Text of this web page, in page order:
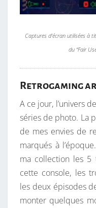
Captures d’écran utilisées à
du “Fair
Retrogaming
A ce jour, l’univers
séries de photo. La
de mes envies de
marqués à
ma collection les 5
cette console, les
les deux épisodes
monter quelques